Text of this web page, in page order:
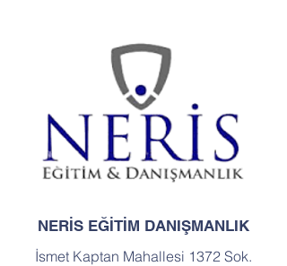
NERİS EĞİTİM DANIŞMANLIK
İsmet Kaptan Mahallesi 1372 Sok.